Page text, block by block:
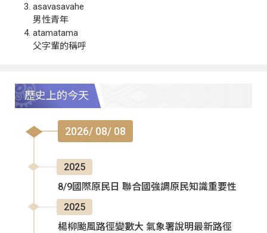
asavasavahe
男性青年
atamatama
父字輩的稱呼
歷史上的今天
2026/ 08/ 08
2025
8/9國際原民日 聯合國強調原民知識重要性
2025
楊柳颱風路徑變數大 氣象署說明最新路徑